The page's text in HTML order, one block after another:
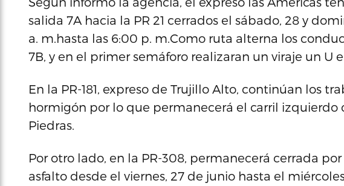
salida 7A hacia la PR 21 cerrados el sábado, 28 y
a. m.hasta las 6:00 p. m.Como ruta alterna los
7B, y en el primer semáforo realizaran un viraje un U
En la PR-181, expreso de Trujillo Alto, continúan los
hormigón por lo que permanecerá el carril izquierdo
Piedras.
Por otro lado, en la PR-308, permanecerá cerrada
asfalto desde el viernes, 27 de junio hasta el